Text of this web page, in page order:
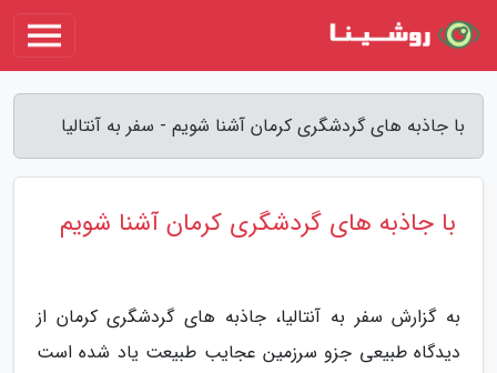
با جاذبه های گردشگری کرمان آشنا شویم - سفر به آنتالیا
با جاذبه های گردشگری کرمان آشنا شویم
به گزارش سفر به آنتالیا، جاذبه های گردشگری کرمان از
دیدگاه طبیعی جزو سرزمین عجایب طبیعت یاد شده است